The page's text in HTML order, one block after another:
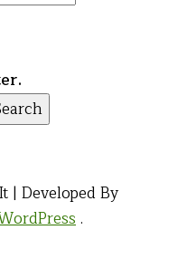
| Developed By
.